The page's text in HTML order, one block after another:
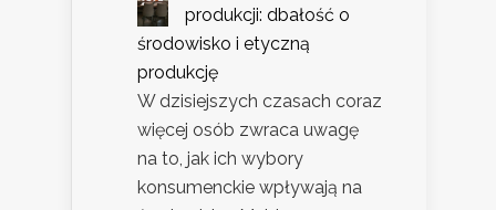
produkcji: dbałość o
środowisko i etyczną
produkcję
W dzisiejszych czasach coraz
więcej osób zwraca uwagę
na to, jak ich wybory
konsumenckie wpływają na